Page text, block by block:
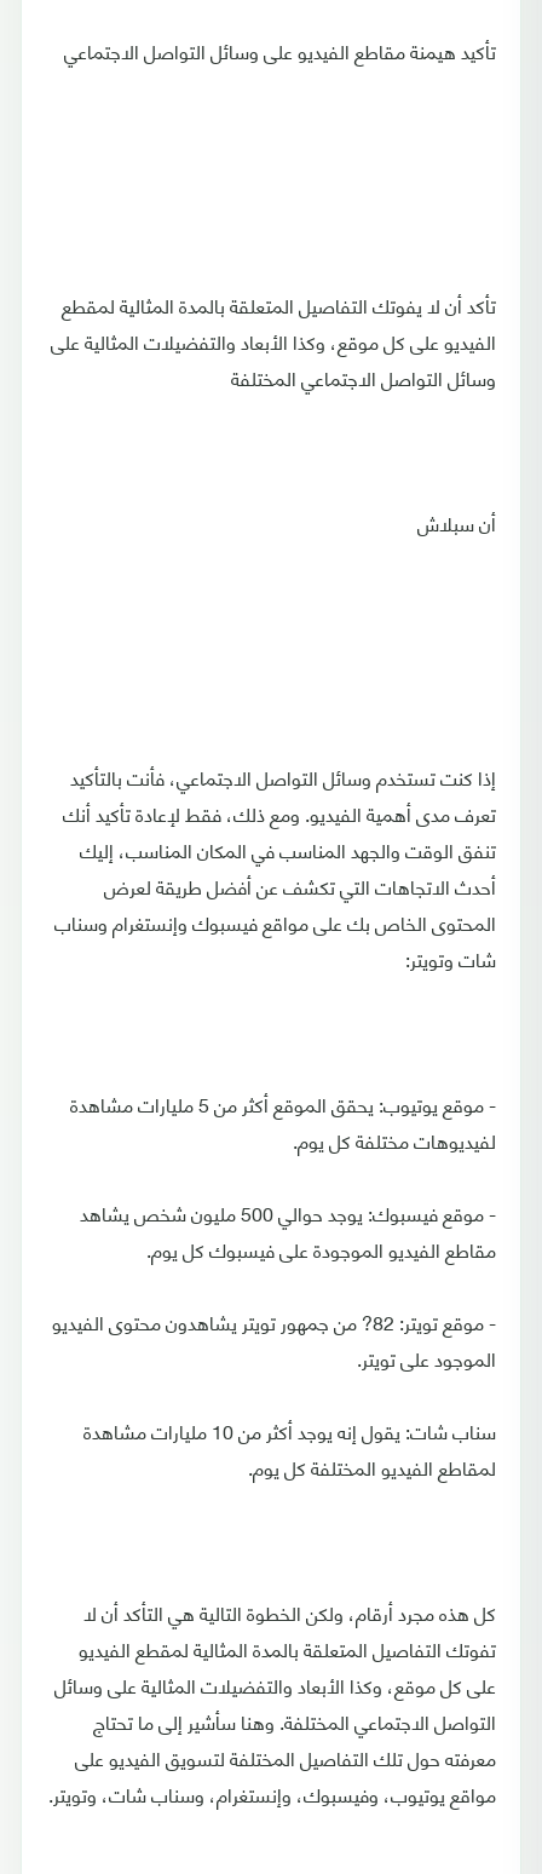
تأكيد هيمنة مقاطع الفيديو على وسائل التواصل الاجتماعي
تأكد أن لا يفوتك التفاصيل المتعلقة بالمدة المثالية لمقطع
الفيديو على كل موقع، وكذا الأبعاد والتفضيلات المثالية على
وسائل التواصل الاجتماعي المختلفة
أن سبلاش
إذا كنت تستخدم وسائل التواصل الاجتماعي، فأنت بالتأكيد
تعرف مدى أهمية الفيديو. ومع ذلك، فقط لإعادة تأكيد أنك
تنفق الوقت والجهد المناسب في المكان المناسب، إليك
أحدث الاتجاهات التي تكشف عن أفضل طريقة لعرض
المحتوى الخاص بك على مواقع فيسبوك وإنستغرام وسناب
شات وتويتر:
- موقع يوتيوب: يحقق الموقع أكثر من 5 مليارات مشاهدة
لفيديوهات مختلفة كل يوم.
- موقع فيسبوك: يوجد حوالي 500 مليون شخص يشاهد
مقاطع الفيديو الموجودة على فيسبوك كل يوم.
- موقع تويتر: 82? من جمهور تويتر يشاهدون محتوى الفيديو
الموجود على تويتر.
سناب شات: يقول إنه يوجد أكثر من 10 مليارات مشاهدة
لمقاطع الفيديو المختلفة كل يوم.
كل هذه مجرد أرقام، ولكن الخطوة التالية هي التأكد أن لا
تفوتك التفاصيل المتعلقة بالمدة المثالية لمقطع الفيديو
على كل موقع، وكذا الأبعاد والتفضيلات المثالية على وسائل
التواصل الاجتماعي المختلفة. وهنا سأشير إلى ما تحتاج
معرفته حول تلك التفاصيل المختلفة لتسويق الفيديو على
مواقع يوتيوب، وفيسبوك، وإنستغرام، وسناب شات، وتويتر.